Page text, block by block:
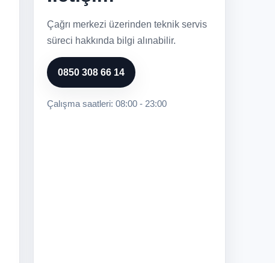
Çağrı merkezi üzerinden teknik servis
süreci hakkında bilgi alınabilir.
0850 308 66 14
Çalışma saatleri: 08:00 - 23:00